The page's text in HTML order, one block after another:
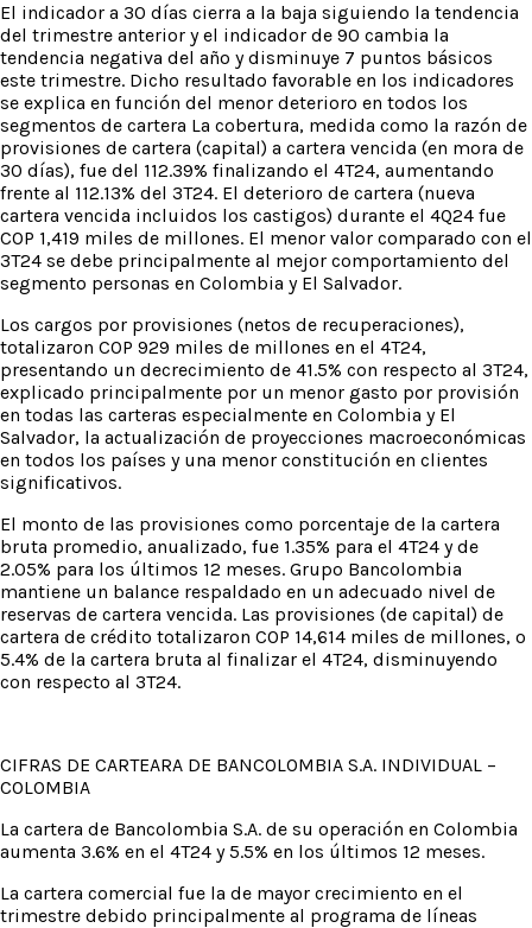
El indicador a 30 días cierra a la baja siguiendo la tendencia
del trimestre anterior y el indicador de 90 cambia la
tendencia negativa del año y disminuye 7 puntos básicos
este trimestre. Dicho resultado favorable en los indicadores
se explica en función del menor deterioro en todos los
segmentos de cartera La cobertura, medida como la razón de
provisiones de cartera (capital) a cartera vencida (en mora de
30 días), fue del 112.39% finalizando el 4T24, aumentando
frente al 112.13% del 3T24. El deterioro de cartera (nueva
cartera vencida incluidos los castigos) durante el 4Q24 fue
COP 1,419 miles de millones. El menor valor comparado con el
3T24 se debe principalmente al mejor comportamiento del
segmento personas en Colombia y El Salvador.
Los cargos por provisiones (netos de recuperaciones),
totalizaron COP 929 miles de millones en el 4T24,
presentando un decrecimiento de 41.5% con respecto al 3T24,
explicado principalmente por un menor gasto por provisión
en todas las carteras especialmente en Colombia y El
Salvador, la actualización de proyecciones macroeconómicas
en todos los países y una menor constitución en clientes
significativos.
El monto de las provisiones como porcentaje de la cartera
bruta promedio, anualizado, fue 1.35% para el 4T24 y de
2.05% para los últimos 12 meses. Grupo Bancolombia
mantiene un balance respaldado en un adecuado nivel de
reservas de cartera vencida. Las provisiones (de capital) de
cartera de crédito totalizaron COP 14,614 miles de millones, o
5.4% de la cartera bruta al finalizar el 4T24, disminuyendo
con respecto al 3T24.
CIFRAS DE CARTEARA DE BANCOLOMBIA S.A. INDIVIDUAL –
COLOMBIA
La cartera de Bancolombia S.A. de su operación en Colombia
aumenta 3.6% en el 4T24 y 5.5% en los últimos 12 meses.
La cartera comercial fue la de mayor crecimiento en el
trimestre debido principalmente al programa de líneas